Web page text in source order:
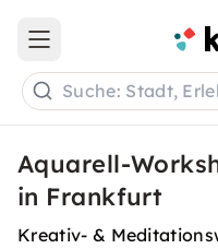
Open main menu
Suche: Stadt,
Aquarell-
in Frankfurt
Kreativ- &